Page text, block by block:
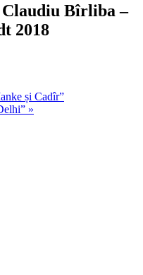
Bîrliba –
2018
și Cadîr”
»